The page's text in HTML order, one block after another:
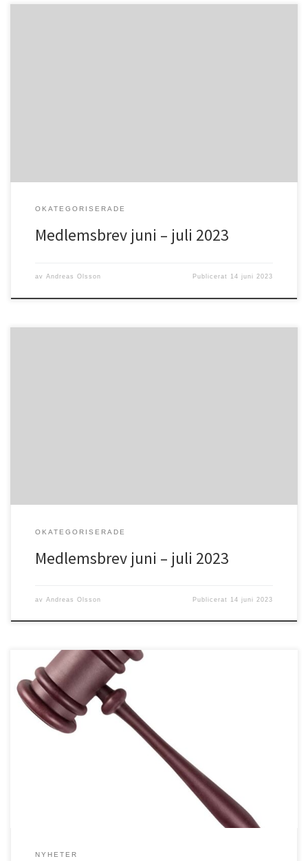
OKATEGORISERADE
Medlemsbrev juni – juli 2023
av Andreas Olsson Publicerat 14 juni 2023
OKATEGORISERADE
Medlemsbrev juni – juli 2023
av Andreas Olsson Publicerat 14 juni 2023
Härmed kallas du som är medlem i Filadelfiaförsamlingen i Högsby
till ett extra administrationsmöte gällande stadgeändringar.
NYHETER